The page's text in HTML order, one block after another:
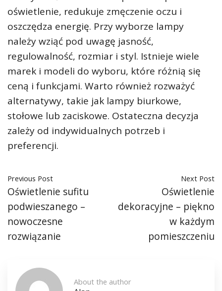
oświetlenie, redukuje zmęczenie oczu i
oszczędza energię. Przy wyborze lampy
należy wziąć pod uwagę jasność,
regulowalność, rozmiar i styl. Istnieje wiele
marek i modeli do wyboru, które różnią się
ceną i funkcjami. Warto również rozważyć
alternatywy, takie jak lampy biurkowe,
stołowe lub zaciskowe. Ostateczna decyzja
zależy od indywidualnych potrzeb i
preferencji.
Previous Post
Oświetlenie sufitu
podwieszanego –
nowoczesne
rozwiązanie
Next Post
Oświetlenie
dekoracyjne – piękno
w każdym
pomieszczeniu
About the author